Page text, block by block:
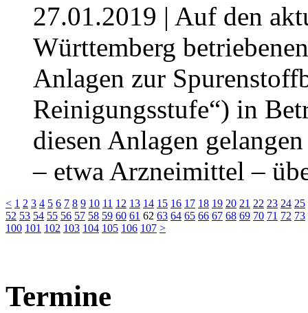
27.01.2019 | Auf den
Württemberg
Anlagen zur
Reinigungsstufe“) in
diesen Anlagen
– etwa Arzneimittel –
< 1 2 3 4 5 6 7 8 9 10 11 12 13 14 15 16 17 18 19 20 21 22 23 24 25
52 53 54 55 56 57 58 59 60 61 62 63 64 65 66 67 68 69 70 71 72 73
100 101 102 103 104 105 106 107 >
Termine